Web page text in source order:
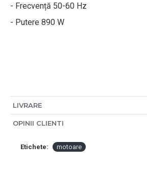
- Frecvență 50-60 Hz
- Putere 890 W
LIVRARE
OPINII CLIENTI
Etichete: motoare